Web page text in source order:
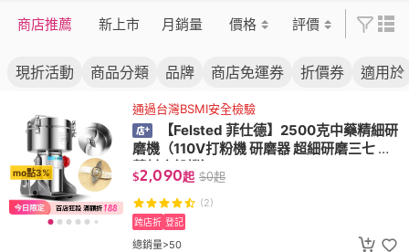
商店推薦 新上市 月銷量 價格 評價
現折活動 商品分類 品牌 商店免運券 折價券 適用於
mo點3%
通過台灣BSMI安全檢驗
【Felsted 菲仕德】2500克中藥精細研
磨機（110V打粉機 研磨器 超細研磨三七 中
藥材磨粉機）
$2,090起 $0起
(2)
總銷量>50
跨店折 登記